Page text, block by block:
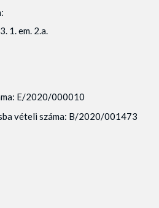
1. em. 2.a.
E/2020/000010
vételi száma: B/2020/001473